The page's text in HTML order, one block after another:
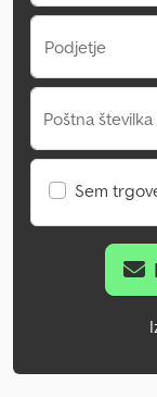
Podjetje
Poštna
Sem